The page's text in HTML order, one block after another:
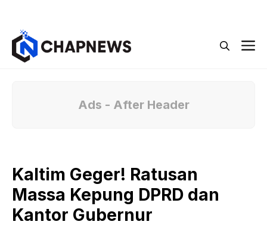
Ads - After Header
Kaltim Geger! Ratusan
Massa Kepung DPRD dan
Kantor Gubernur